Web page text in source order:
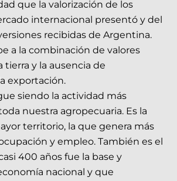
que la valorización de los
internacional presentó y del
recibidas de Argentina.
a la combinación de valores
tierra y la ausencia de
exportación.
siendo la actividad más
nuestra agropecuaria. Es la
territorio, la que genera más
y empleo. También es el
400 años fue la base y
nacional y que